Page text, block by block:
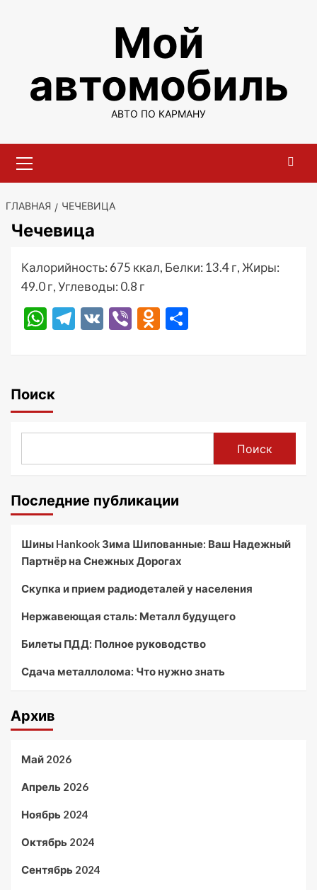
Мой
автомобиль
АВТО ПО КАРМАНУ
меню
ГЛАВНАЯ ЧЕЧЕВИЦА
Чечевица
Калорийность: 675 ккал, Белки: 13.4 г, Жиры:
49.0 г, Углеводы: 0.8 г
WhatsApp
Telegram
VK ViberOdnoklassniki
Поиск
Поиск
Последние публикации
Шины Hankook Зима Шипованные: Ваш Надежный
Партнёр на Снежных Дорогах
Скупка и прием радиодеталей у населения
Нержавеющая сталь: Металл будущего
Билеты ПДД: Полное руководство
Сдача металлолома: Что нужно знать
Архив
Май 2026
Апрель 2026
Ноябрь 2024
Октябрь 2024
Сентябрь 2024